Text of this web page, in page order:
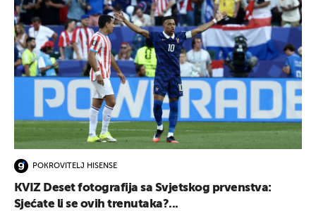
POKROVITELJ HISENSE
KVIZ Deset fotografija sa Svjetskog prvenstva:
Sjećate li se ovih trenutaka?...